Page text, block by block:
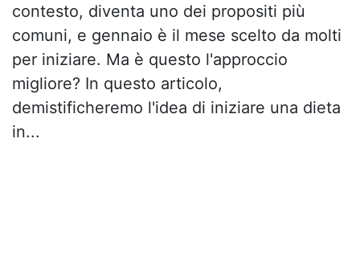
contesto, diventa uno dei propositi più
comuni, e gennaio è il mese scelto da molti
per iniziare. Ma è questo l'approccio
migliore? In questo articolo,
demistificheremo l'idea di iniziare una dieta
in...